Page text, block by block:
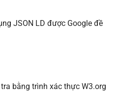
JSON LD được Google đề
bằng trình xác thực W3.org